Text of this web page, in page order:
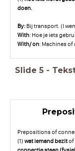
doen.
By: Bij transport. (I
With: Hoe je iets
With/ on: Machines of
Slide 5 -
Prepositions of
(1) wat iemand bezitof